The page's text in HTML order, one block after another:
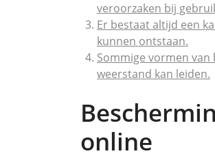
veroorzaken bij
Er bestaat altijd een
kunnen ontstaan.
Sommige vormen
weerstand kan leiden.
online